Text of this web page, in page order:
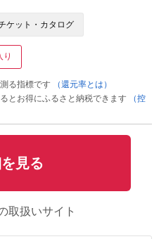
ケット・カタログ
り
る指標です
（還元率とは）
とお得にふるさと納税できます
（控
見る
取扱いサイト